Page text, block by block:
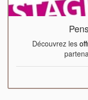
Découvrez les